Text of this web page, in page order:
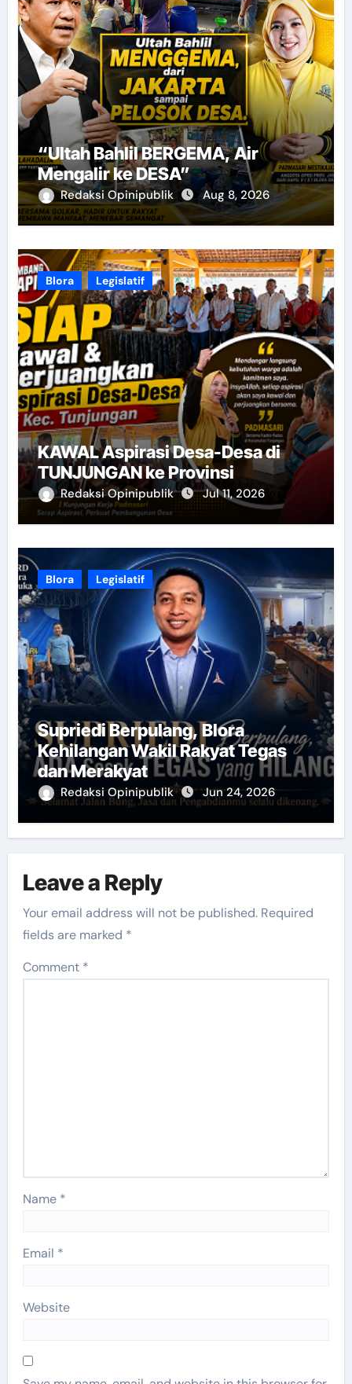
“Ultah Bahlil BERGEMA, Air
Mengalir ke DESA”
Redaksi Opinipublik Aug 8, 2026
Blora Legislatif
KAWAL Aspirasi Desa-Desa di
TUNJUNGAN ke Provinsi
Redaksi Opinipublik Jul 11, 2026
Blora Legislatif
Supriedi Berpulang, Blora
Kehilangan Wakil Rakyat Tegas
dan Merakyat
Redaksi Opinipublik Jun 24, 2026
Leave a Reply
Your email address will not be published. Required
fields are marked *
Comment *
Name *
Email *
Website